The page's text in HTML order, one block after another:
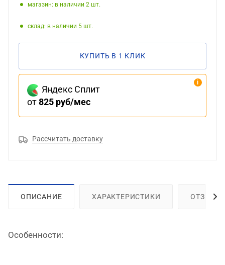
Магазин: в наличии 2
Склад: в наличии 5
КУПИТЬ В 1 КЛИК
Яндекс Сплит
от825 руб/мес
Рассчитать доставку
ОПИСАНИЕ ХАРАКТЕРИСТИКИ ОТЗЫВЫ
Особенности: